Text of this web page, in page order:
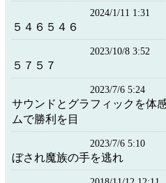
2024/1/11 1:31
５４６５４６
2023/10/8 3:52
５７５７
2023/7/6 5:24
サウンドとグラフィックを体
ムで勝利を目
2023/7/6 5:10
ぼされ魔族の手を逃れ